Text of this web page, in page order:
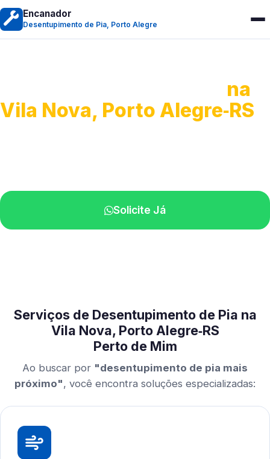
Encanador
Desentupimento de Pia, Porto Alegre
na
Vila Nova, Porto Alegre‑RS
Solicite Já
Serviços de Desentupimento de Pia na
Vila Nova, Porto Alegre‑RS
Perto de Mim
Ao buscar por "desentupimento de pia mais
próximo", você encontra soluções especializadas: